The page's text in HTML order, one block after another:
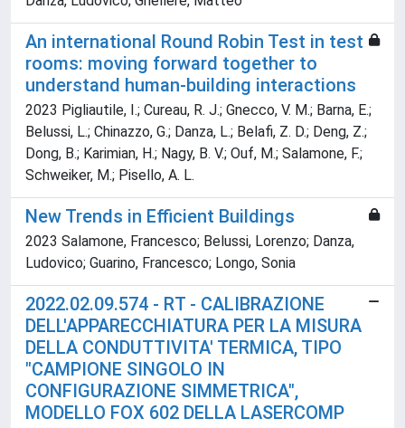
An international Round Robin Test in test
rooms: moving forward together to
understand human-building interactions
2023 Pigliautile, I.; Cureau, R. J.; Gnecco, V. M.; Barna, E.;
Belussi, L.; Chinazzo, G.; Danza, L.; Belafi, Z. D.; Deng, Z.;
Dong, B.; Karimian, H.; Nagy, B. V.; Ouf, M.; Salamone, F.;
Schweiker, M.; Pisello, A. L.
New Trends in Efficient Buildings
2023 Salamone, Francesco; Belussi, Lorenzo; Danza,
Ludovico; Guarino, Francesco; Longo, Sonia
2022.02.09.574 - RT - CALIBRAZIONE
DELL'APPARECCHIATURA PER LA MISURA
DELLA CONDUTTIVITA' TERMICA, TIPO
"CAMPIONE SINGOLO IN
CONFIGURAZIONE SIMMETRICA",
MODELLO FOX 602 DELLA LASERCOMP